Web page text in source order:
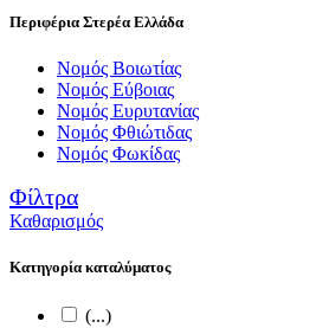
Περιφέρια Στερέα Ελλάδα
Νομός Βοιωτίας
Νομός Εύβοιας
Νομός Ευρυτανίας
Νομός Φθιώτιδας
Νομός Φωκίδας
Φίλτρα
Καθαρισμός
Κατηγορία καταλύματος
(...)